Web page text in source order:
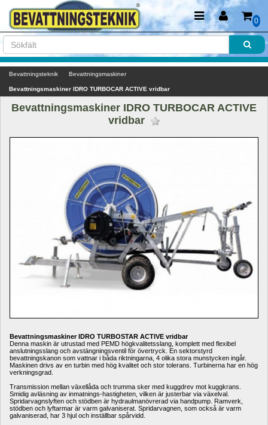
0
Bevattningsteknik Bevattningsmaskiner
Bevattningsmaskiner IDRO TURBOCAR ACTIVE vridbar
Bevattningsmaskiner IDRO TURBOCAR ACTIVE
vridbar
Bevattningsmaskiner IDRO TURBOSTAR ACTIVE vridbar
Denna maskin är utrustad med PEMD högkvalitetsslang, komplett med flexibel
anslutningsslang och avstängningsventil för övertryck. En sektorstyrd
bevattningskanon som vattnar i båda riktningarna, 4 olika stora munstycken ingår.
Maskinen drivs av en turbin med hög kvalitet och stor tolerans. Turbinerna har en hög
verkningsgrad.
Transmission mellan växellåda och trumma sker med kuggdrev mot kuggkrans.
Smidig avläsning av inmatnings-hastigheten, vilken är justerbar via växelval.
Spridarvagnslyften och stödben är hydraulmanövrerad via handpump. Ramverk,
stödben och lyftarmar är varm galvaniserat. Spridarvagnen, som också är varm
galvaniserad, har 3 hjul och inställbar spårvidd.